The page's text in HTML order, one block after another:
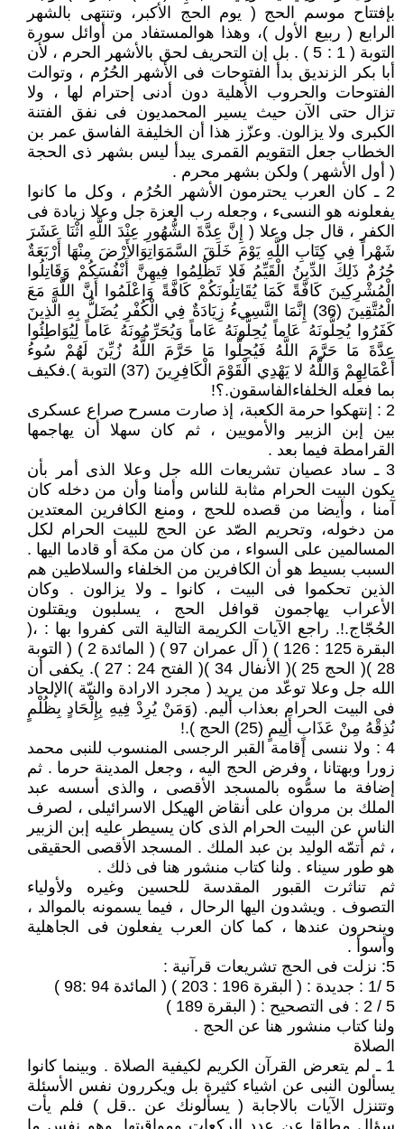
بإفتتاح موسم الحج ( يوم الحج الأكبر، وتنتهى بالشهر
الرابع ( ربيع الأول )، وهذا هوالمستفاد من أوائل سورة
التوبة ( 1 : 5 ) . بل إن التحريف لحق بالأشهر الحرم ، لأن
أبا بكر الزنديق بدأ الفتوحات فى الأشهر الحُرُم ، وتوالت
الفتوحات والحروب الأهلية دون أدنى إحترام لها ، ولا
تزال حتى الآن حيث يسير المحمديون فى نفق الفتنة
الكبرى ولا يزالون. وعزّز هذا أن الخليفة الفاسق عمر بن
الخطاب جعل التقويم القمرى يبدأ ليس بشهر ذى الحجة
( أول الأشهر ) ولكن بشهر محرم .
2 ـ كان العرب يحترمون الأشهر الحُرُم ، وكل ما كانوا
يفعلونه هو النسىء ، وجعله رب العزة جل وعلا زيادة فى
الكفر ، قال جل وعلا ( إِنَّ عِدَّةَ الشُّهُورِ عِنْدَ اللَّهِ اثْنَا عَشَرَ
شَهْراً فِي كِتَابِ اللَّهِ يَوْمَ خَلَقَ السَّمَوَاتِوَالأَرْضَ مِنْهَا أَرْبَعَةٌ
حُرُمٌ ذَلِكَ الدِّينُ الْقَيِّمُ فَلا تَظْلِمُوا فِيهِنَّ أَنْفُسَكُمْ وَقَاتِلُوا
الْمُشْرِكِينَ كَافَّةً كَمَا يُقَاتِلُونَكُمْ كَافَّةً وَاعْلَمُوا أَنَّ اللَّهَ مَعَ
الْمُتَّقِينَ (36) إِنَّمَا النَّسِيءُ زِيَادَةٌ فِي الْكُفْرِ يُضَلُّ بِهِ الَّذِينَ
كَفَرُوا يُحِلُّونَهُ عَاماً يُحِلُّونَهُ عَاماً وَيُحَرِّمُونَهُ عَاماً لِيُوَاطِئُوا
عِدَّةَ مَا حَرَّمَ اللَّهُ فَيُحِلُّوا مَا حَرَّمَ اللَّهُ زُيِّنَ لَهُمْ سُوءُ
أَعْمَالِهِمْ وَاللَّهُ لا يَهْدِي الْقَوْمَ الْكَافِرِينَ (37) التوبة ).فكيف
بما فعله الخلفاءالفاسقون.؟!
2 : إنتهكوا حرمة الكعبة، إذ صارت مسرح صراع عسكرى
بين إبن الزبير والأمويين ، ثم كان سهلا أن يهاجمها
القرامطة فيما بعد .
3 ـ ساد عصيان تشريعات الله جل وعلا الذى أمر بأن
يكون البيت الحرام مثابة للناس وأمنا وأن من دخله كان
آمنا ، وأيضا من قصده للحج ، ومنع الكافرين المعتدين
من دخوله، وتحريم الصّد عن الحج للبيت الحرام لكل
المسالمين على السواء ، من كان من مكة أو قادما اليها .
السبب بسيط هو أن الكافرين من الخلفاء والسلاطين هم
الذين تحكموا فى البيت ، كانوا ـ ولا يزالون . وكان
الأعراب يهاجمون قوافل الحج ، يسلبون ويقتلون
الحُجّاج.!. راجع الآيات الكريمة التالية التى كفروا بها : ،(
البقرة 125 : 126 ) ( آل عمران 97 ) ( المائدة 2 ) ( التوبة
28 )( الحج 25 )( الأنفال 34 )( الفتح 24 : 27 ). يكفى أن
الله جل وعلا توعّد من يريد ( مجرد الارادة والنيّة )الإلحاد
فى البيت الحرام بعذاب أليم. (وَمَنْ يُرِدْ فِيهِ بِإِلْحَادٍ بِظُلْمٍ
نُذِقْهُ مِنْ عَذَابٍ أَلِيمٍ (25) الحج ).!
4 : ولا ننسى إقامة القبر الرجسى المنسوب للنبى محمد
زورا وبهتانا ، وفرض الحج اليه ، وجعل المدينة حرما . ثم
إضافة ما سمُّوه بالمسجد الأقصى ، والذى أسسه عبد
الملك بن مروان على أنقاض الهيكل الاسرائيلى ، لصرف
الناس عن البيت الحرام الذى كان يسيطر عليه إبن الزبير
، ثم أتمّه الوليد بن عبد الملك . المسجد الأقصى الحقيقى
هو طور سيناء . ولنا كتاب منشور هنا فى ذلك .
ثم تناثرت القبور المقدسة للحسين وغيره ولأولياء
التصوف . ويشدون اليها الرحال ، فيما يسمونه بالموالد ،
وينحرون عندها ، كما كان العرب يفعلون فى الجاهلية
وأسوأ .
5: نزلت فى الحج تشريعات قرآنية :
5 /1 : جديدة : ( البقرة 196 : 203 ) ( المائدة 94 :98 )
5 / 2 : فى التصحيح : ( البقرة 189 )
ولنا كتاب منشور هنا عن الحج .
الصلاة
1 ـ لم يتعرض القرآن الكريم لكيفية الصلاة . وبينما كانوا
يسألون النبى عن اشياء كثيرة بل ويكررون نفس الأسئلة
وتتنزل الآيات بالاجابة ( يسألونك عن ..قل ) فلم يأت